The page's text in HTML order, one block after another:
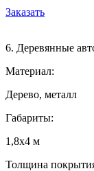
Заказать
6. Деревянные
Материал:
Дерево, металл
Габариты:
1,8х4 м
Толщина